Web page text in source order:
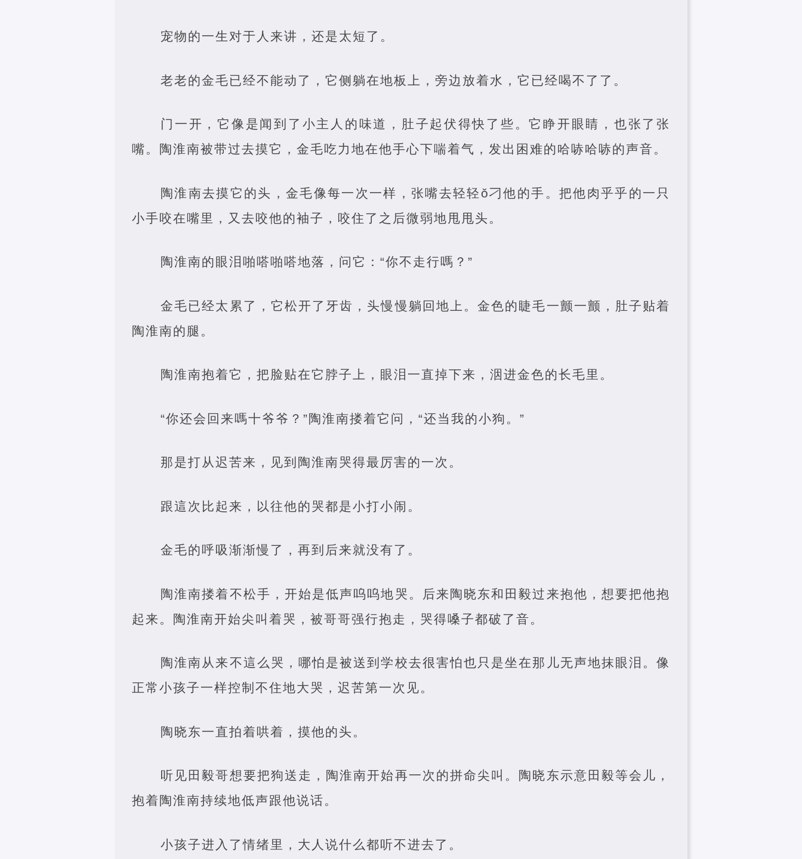
宠物的一生对于人来讲，还是太短了。
老老的金毛已经不能动了，它侧躺在地板上，旁边放着水，它已经喝不了了。
门一开，它像是闻到了小主人的味道，肚子起伏得快了些。它睁开眼睛，也张了张
嘴。陶淮南被带过去摸它，金毛吃力地在他手心下喘着气，发出困难的哈哧哈哧的声音。
陶淮南去摸它的头，金毛像每一次一样，张嘴去轻轻ǒ刁他的手。把他肉乎乎的一只
小手咬在嘴里，又去咬他的袖子，咬住了之后微弱地甩甩头。
陶淮南的眼泪啪嗒啪嗒地落，问它：“你不走行嗎？”
金毛已经太累了，它松开了牙齿，头慢慢躺回地上。金色的睫毛一颤一颤，肚子贴着
陶淮南的腿。
陶淮南抱着它，把脸贴在它脖子上，眼泪一直掉下来，洇进金色的长毛里。
“你还会回来嗎十爷爷？”陶淮南搂着它问，“还当我的小狗。”
那是打从迟苦来，见到陶淮南哭得最厉害的一次。
跟這次比起来，以往他的哭都是小打小闹。
金毛的呼吸渐渐慢了，再到后来就没有了。
陶淮南搂着不松手，开始是低声呜呜地哭。后来陶晓东和田毅过来抱他，想要把他抱
起来。陶淮南开始尖叫着哭，被哥哥强行抱走，哭得嗓子都破了音。
陶淮南从来不這么哭，哪怕是被送到学校去很害怕也只是坐在那儿无声地抹眼泪。像
正常小孩子一样控制不住地大哭，迟苦第一次见。
陶晓东一直拍着哄着，摸他的头。
听见田毅哥想要把狗送走，陶淮南开始再一次的拼命尖叫。陶晓东示意田毅等会儿，
抱着陶淮南持续地低声跟他说话。
小孩子进入了情绪里，大人说什么都听不进去了。